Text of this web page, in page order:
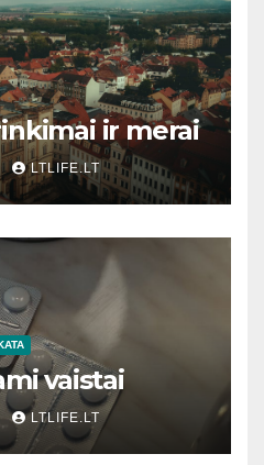
ir merai
LTLIFE.LT
vaistai
LTLIFE.LT